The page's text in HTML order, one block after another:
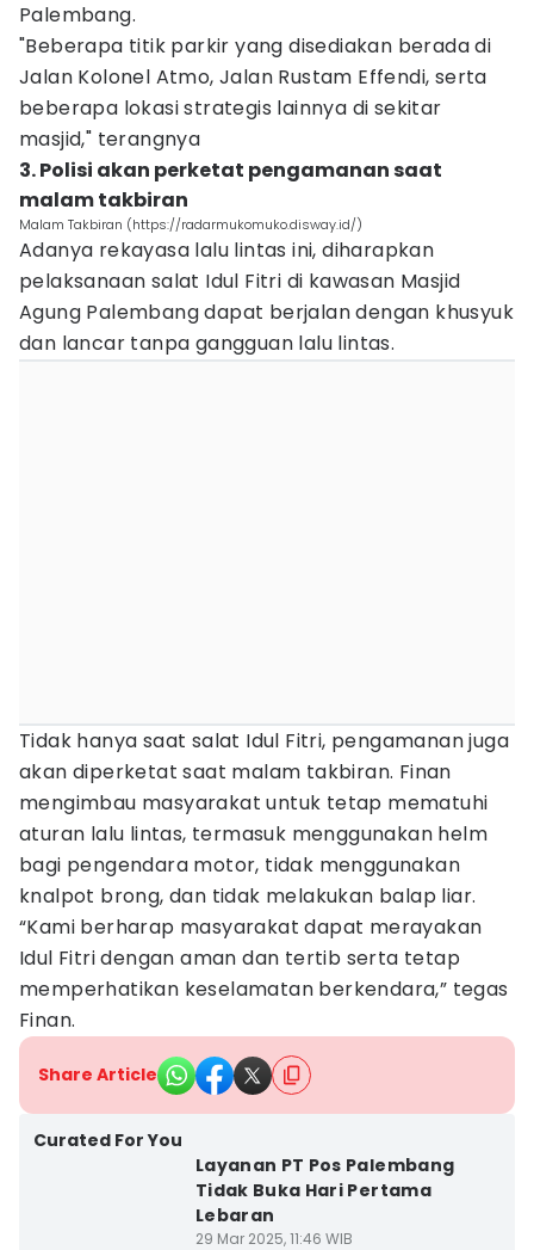
Palembang.
"Beberapa titik parkir yang disediakan berada di
Jalan Kolonel Atmo, Jalan Rustam Effendi, serta
beberapa lokasi strategis lainnya di sekitar
masjid," terangnya
3. Polisi akan perketat pengamanan saat
malam takbiran
Malam Takbiran (https://radarmukomuko.disway.id/)
Adanya rekayasa lalu lintas ini, diharapkan
pelaksanaan salat Idul Fitri di kawasan Masjid
Agung Palembang dapat berjalan dengan khusyuk
dan lancar tanpa gangguan lalu lintas.
Tidak hanya saat salat Idul Fitri, pengamanan juga
akan diperketat saat malam takbiran. Finan
mengimbau masyarakat untuk tetap mematuhi
aturan lalu lintas, termasuk menggunakan helm
bagi pengendara motor, tidak menggunakan
knalpot brong, dan tidak melakukan balap liar.
“Kami berharap masyarakat dapat merayakan
Idul Fitri dengan aman dan tertib serta tetap
memperhatikan keselamatan berkendara,” tegas
Finan.
Share Article
Curated For You
Layanan PT Pos Palembang
Tidak Buka Hari Pertama
Lebaran
29 Mar 2025, 11:46 WIB